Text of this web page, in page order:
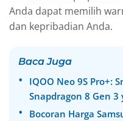
Anda dapat memilih
dan kepribadian Anda.
Baca Juga
IQOO Neo 9S Pro+:
Snapdragon 8 Gen
Bocoran Harga